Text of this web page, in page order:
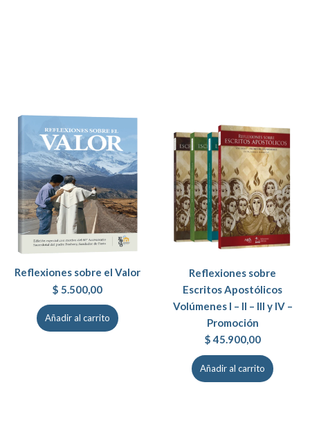
Reflexiones sobre el Valor
$ 5.500,00
Añadir al carrito
Reflexiones sobre
Escritos Apostólicos
Volúmenes I – II – III y IV –
Promoción
$45.900,00
Añadir al carrito